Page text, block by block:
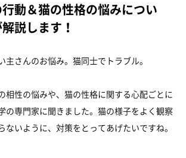
動＆猫の性格の悩みについ
説します！
主さんのお悩み。猫同士でトラブル。
相性の悩みや、猫の性格に関する心配ごとに
の専門家に聞きました。猫の様子をよく観察
ないように、対策をとってあげたいですね。